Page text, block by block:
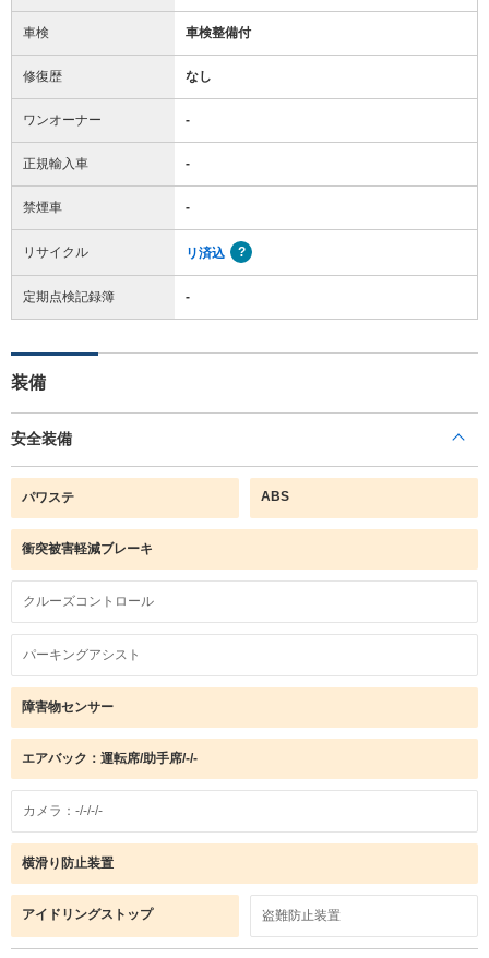
車検 車検整備付
修復歴 なし
ワンオーナー -
正規輸入車 -
禁煙車 -
リサイクル リ済込
定期点検記録簿 -
装備
安全装備
パワステ ABS
衝突被害軽減ブレーキ
クルーズコントロール
パーキングアシスト
障害物センサー
エアバック：運転席/助手席/-/-
カメラ：-/-/-/-
横滑り防止装置
アイドリングストップ 盗難防止装置